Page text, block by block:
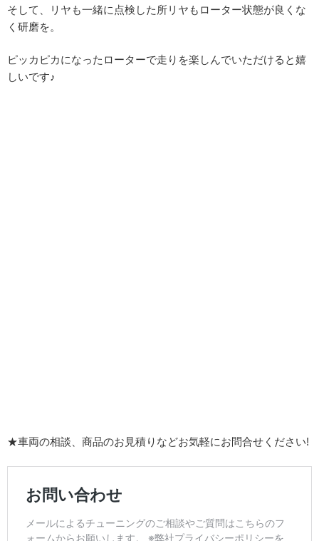
そして、リヤも一緒に点検した所リヤもローター状態が良くな
く研磨を。
ピッカピカになったローターで走りを楽しんでいただけると嬉
しいです♪
★車両の相談、商品のお見積りなどお気軽にお問合せください!